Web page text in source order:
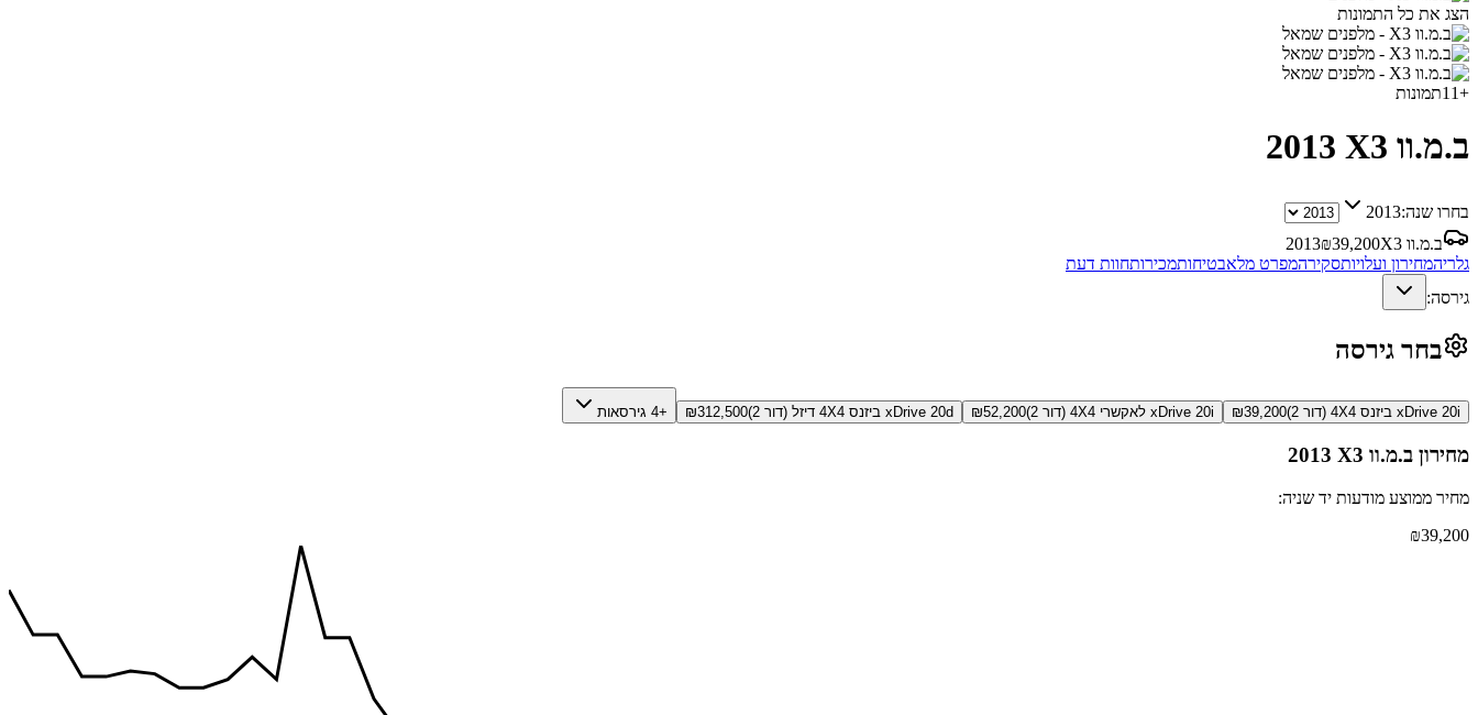
הצג את כל התמונות
+
11תמונות
ב.מ.וו X3 2013
בחרו שנה:2013
ב.מ.וו X3
2013₪39,200
גלריהמחירון ועלויותסקירהמפרט מלאבטיחותמכירותחוות דעת
גירסה:
בחר גירסה
xDrive 20i ביזנס 4X4 (דור 2) ₪39,200 xDrive 20i לאקשרי 4X4 (דור 2) ₪52,200 xDrive 20d ביזנס 4X4 דיזל (דור 2) ₪312,500 +4 גירסאות
מחירון ב.מ.וו X3 2013
מחיר ממוצע מודעות יד שניה:
₪39,200